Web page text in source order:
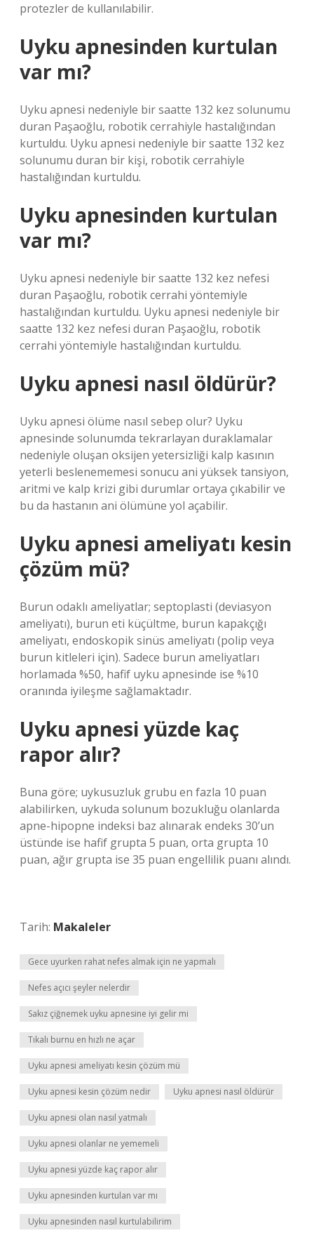
protezler de kullanılabilir.
Uyku apnesinden kurtulan
var mı?
Uyku apnesi nedeniyle bir saatte 132 kez solunumu
duran Paşaoğlu, robotik cerrahiyle hastalığından
kurtuldu. Uyku apnesi nedeniyle bir saatte 132 kez
solunumu duran bir kişi, robotik cerrahiyle
hastalığından kurtuldu.
Uyku apnesinden kurtulan
var mı?
Uyku apnesi nedeniyle bir saatte 132 kez nefesi
duran Paşaoğlu, robotik cerrahi yöntemiyle
hastalığından kurtuldu. Uyku apnesi nedeniyle bir
saatte 132 kez nefesi duran Paşaoğlu, robotik
cerrahi yöntemiyle hastalığından kurtuldu.
Uyku apnesi nasıl öldürür?
Uyku apnesi ölüme nasıl sebep olur? Uyku
apnesinde solunumda tekrarlayan duraklamalar
nedeniyle oluşan oksijen yetersizliği kalp kasının
yeterli beslenememesi sonucu ani yüksek tansiyon,
aritmi ve kalp krizi gibi durumlar ortaya çıkabilir ve
bu da hastanın ani ölümüne yol açabilir.
Uyku apnesi ameliyatı kesin
çözüm mü?
Burun odaklı ameliyatlar; septoplasti (deviasyon
ameliyatı), burun eti küçültme, burun kapakçığı
ameliyatı, endoskopik sinüs ameliyatı (polip veya
burun kitleleri için). Sadece burun ameliyatları
horlamada %50, hafif uyku apnesinde ise %10
oranında iyileşme sağlamaktadır.
Uyku apnesi yüzde kaç
rapor alır?
Buna göre; uykusuzluk grubu en fazla 10 puan
alabilirken, uykuda solunum bozukluğu olanlarda
apne-hipopne indeksi baz alınarak endeks 30’un
üstünde ise hafif grupta 5 puan, orta grupta 10
puan, ağır grupta ise 35 puan engellilik puanı alındı.
Tarih: Makaleler
Gece uyurken rahat nefes almak için ne yapmalı
Nefes açıcı şeyler nelerdir
Sakız çiğnemek uyku apnesine iyi gelir mi
Tıkalı burnu en hızlı ne açar
Uyku apnesi ameliyatı kesin çözüm mü
Uyku apnesi kesin çözüm nedir Uyku apnesi nasıl öldürür
Uyku apnesi olan nasıl yatmalı
Uyku apnesi olanlar ne yememeli
Uyku apnesi yüzde kaç rapor alır
Uyku apnesinden kurtulan var mı
Uyku apnesinden nasıl kurtulabilirim